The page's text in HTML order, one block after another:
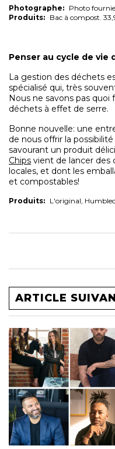
Photographe: Photo
Produits: Bac à compost.
Penser au cycle de vie
La gestion des déchets
spécialisé qui, très
Nous ne savons pas quoi
déchets à effet de serre.
Bonne nouvelle: une
de nous offrir la
savourant un produit
Chips vient de lancer des
locales, et dont les
et compostables!
Produits: L'original,
ARTICLE